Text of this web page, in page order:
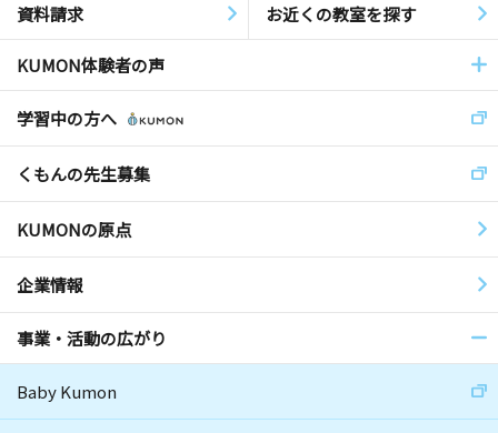
資料請求 お近くの教室を探す
KUMON体験者の声
学習中の方へ
くもんの先生募集
KUMONの原点
企業情報
事業・活動の広がり
Baby Kumon